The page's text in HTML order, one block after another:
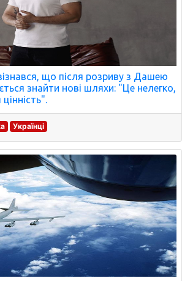
що після розриву з Дашею
знайти нові шляхи: "Це нелегко,
Українці